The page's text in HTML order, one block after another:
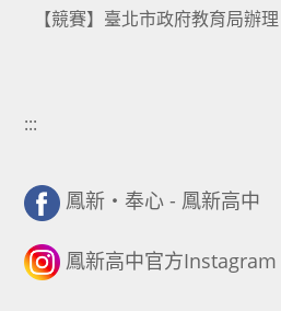
【競賽】臺北市政府教育局辦
:::
鳳新・奉心 - 鳳新高中
鳳新高中官方Instagram